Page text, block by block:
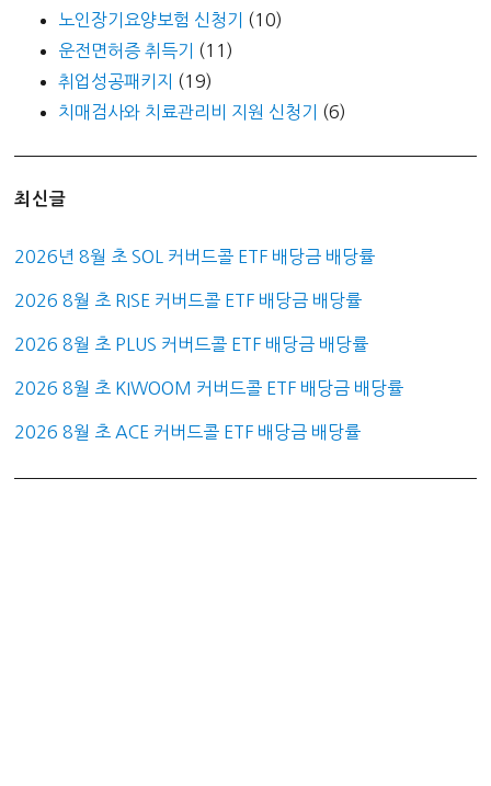
노인장기요양보험 신청기
(10)
운전면허증 취득기
(11)
취업성공패키지
(19)
치매검사와 치료관리비 지원 신청기
(6)
최신글
2026년 8월 초 SOL 커버드콜 ETF 배당금 배당률
2026 8월 초 RISE 커버드콜 ETF 배당금 배당률
2026 8월 초 PLUS 커버드콜 ETF 배당금 배당률
2026 8월 초 KIWOOM 커버드콜 ETF 배당금 배당률
2026 8월 초 ACE 커버드콜 ETF 배당금 배당률